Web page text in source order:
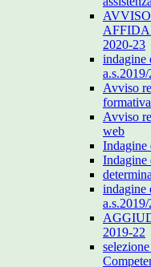
2020-23
Avviso
Avviso
web
Indagine
Indagine
2019-22